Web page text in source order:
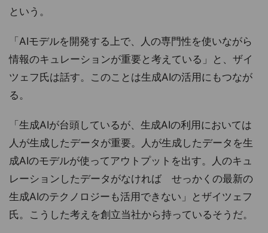
という。
「AIモデルを開発する上で、人の専門性を使いながら
情報のキュレーションが重要と考えている」と、ザイ
ツェフ氏は話す。このことは生成AIの活用にもつなが
る。
「生成AIが台頭しているが、生成AIの利用においては
人が生成したデータが重要。人が生成したデータを生
成AIのモデルが使ってアウトプットを出す。人のキュ
レーションしたデータがなければ せっかくの最新の
生成AIのテクノロジーも活用できない」とザイツェフ
氏。こうした考えを創立当社から持っているそうだ。